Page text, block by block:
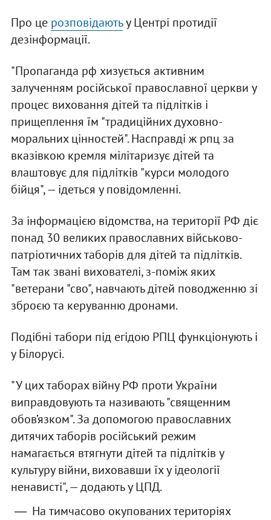
Про це розповідаютьу Центрі протидії
дезінформації.
"Пропаганда рф хизується активним
залученням російської православної церкви у
процес виховання дітей та підлітків і
прищеплення їм "традиційних духовно-
моральних цінностей". Насправді ж рпц за
вказівкою кремля мілітаризує дітей та
влаштовує для підлітків "курси молодого
бійця", — ідеться у повідомленні.
За інформацією відомства, на території РФ діє
понад 30 великих православних військово-
патріотичних таборів для дітей та підлітків.
Там так звані вихователі, з-поміж яких
"ветерани "сво", навчають дітей поводженню зі
зброєю та керуванню дронами.
Подібні табори під егідою РПЦ функціонують і
у Білорусі.
"У цих таборах війну РФ проти України
виправдовують та називають "священним
обов’язком". За допомогою православних
дитячих таборів російський режим
намагається втягнути дітей та підлітків у
культуру війни, виховавши їх у ідеології
ненависті", — додають у ЦПД.
На тимчасово окупованих територіях